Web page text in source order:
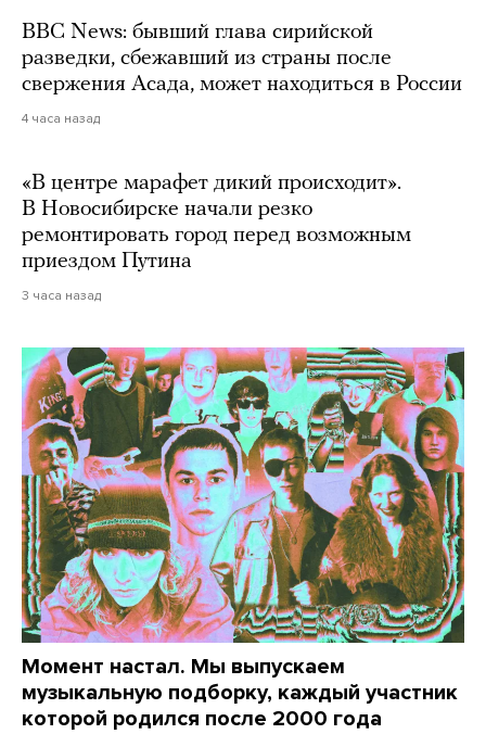
BBC News: бывший глава сирийской
разведки, сбежавший из страны после
свержения Асада, может находиться в России
4 часа назад
«В центре марафет дикий происходит».
В Новосибирске начали резко
ремонтировать город перед возможным
приездом Путина
3 часа назад
Момент настал. Мы выпускаем
музыкальную подборку, каждый участник
которой родился после 2000 года